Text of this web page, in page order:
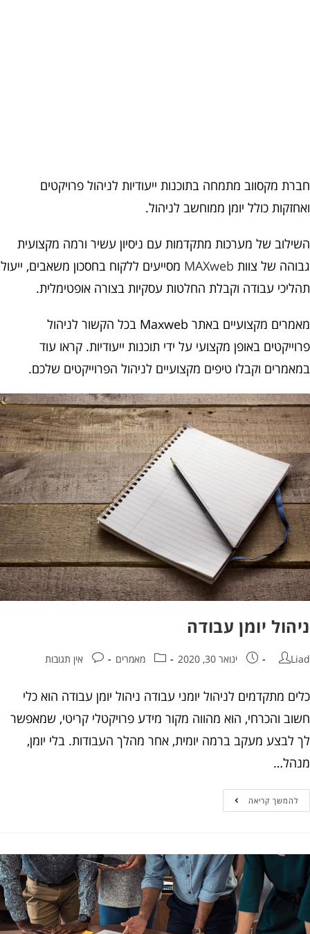
מקסווב מתמחה בתוכנות ייעודיות לניהול פרויקטים
כולל יומן ממוחשב לניהול.
של מערכות מתקדמות עם ניסיון עשיר ורמה מקצועית
של צוותMAXwebמסייעים ללקוח בחסכון משאבים, ייעול
עבודה וקבלת החלטות עסקיות בצורה אופטימלית.
מאמרים מקצועיים באתר Maxweb בכל הקשור לניהול
באופן מקצועי על ידי תוכנות ייעודיות. קראו עוד
וקבלו טיפים מקצועיים לניהול הפרוייקטים שלכם.
יומן עבודה
ינואר 30, 2020 מאמרים אין תגובות
מתקדמים לניהול יומני עבודה ניהול יומן עבודה הוא כלי
והכרחי, הוא מהווה מקור מידע פרויקטלי קריטי, שמאפשר
מעקב ברמה יומית, אחר מהלך העבודות. בלי יומן,
קריאה